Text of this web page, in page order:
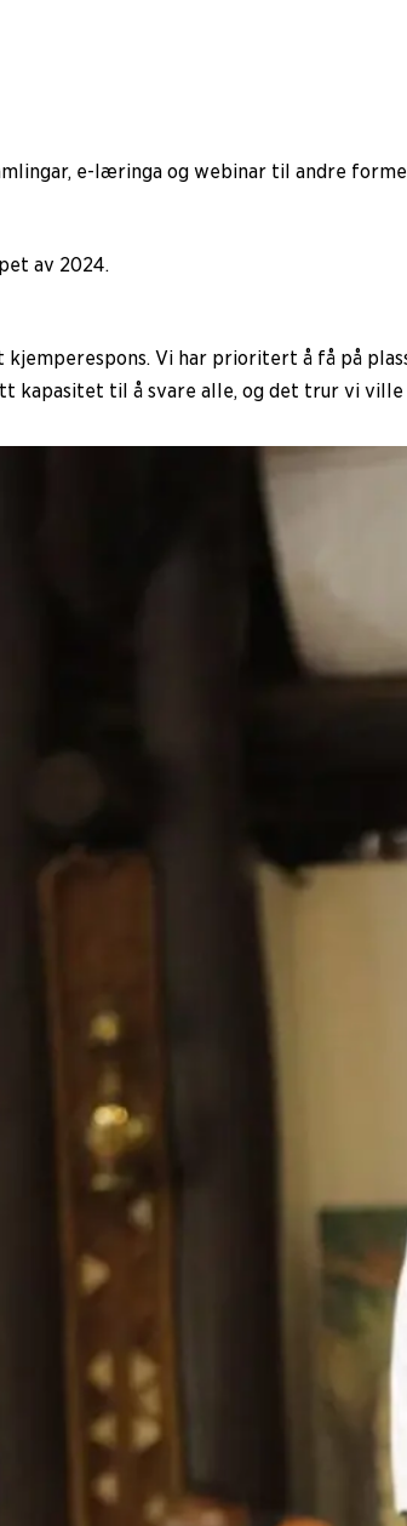
e-læringa og webinar til andre
av 2024.
Vi har prioritert å få på
til å svare alle, og det trur vi ville